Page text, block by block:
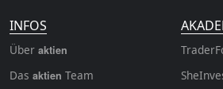
INFOS
Über aktien
Das aktien Team